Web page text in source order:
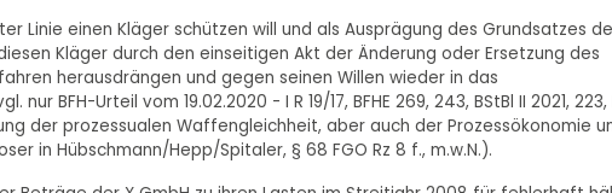
Linie einen Kläger schützen will und als Ausprägung des Grundsatzes
Kläger durch den einseitigen Akt der Änderung oder Ersetzung des
herausdrängen und gegen seinen Willen wieder in das
BFH-Urteil vom 19.02.2020 - I R 19/17, BFHE 269, 243, BStBl II 2021, 223,
der prozessualen Waffengleichheit, aber auch der Prozessökonomie
in Hübschmann/Hepp/Spitaler, § 68 FGO Rz 8 f., m.w.N.).